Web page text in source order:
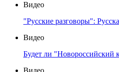
Видео
"Русские разговоры":
Видео
Будет ли "Новороссийский